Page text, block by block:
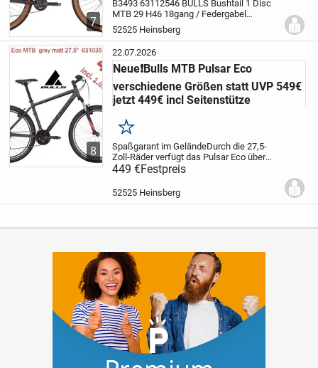
7
B3493 63112546 BULLS Bushtail 1 Disc
MTB 29 H46 18gang / Federgabel
schwarz matt B3507 63112551 BULLS
Bushtail 1 Disc MTB 29 H51 18gang /
Unverbindl. Preisempfehlung...
52525 Heinsberg
8
22.07.2026
Neue❗Bulls MTB Pulsar Eco
verschiedene Größen statt UVP 549€
jetzt 449€ incl Seitenstütze
Merken
Spaßgarant im GeländeDurch die 27,5-
Zoll-Räder verfügt das Pulsar Eco über
den idealen Kompromiss zwischen Speed
und Stabilität. Zusammen mit der 18-
Gang-Schaltung und der Federgabel mit
449 €Festpreis
52525 Heinsberg